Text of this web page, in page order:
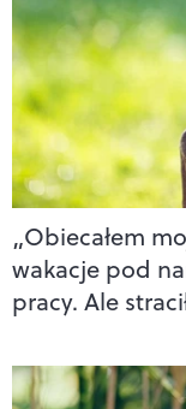
„Obiecałem
wakacje pod
pracy. Ale